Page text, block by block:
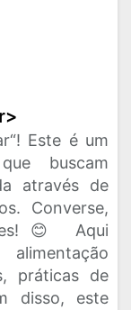
Este é um
buscam
através de
Converse,
Aqui
práticas de
disso, este